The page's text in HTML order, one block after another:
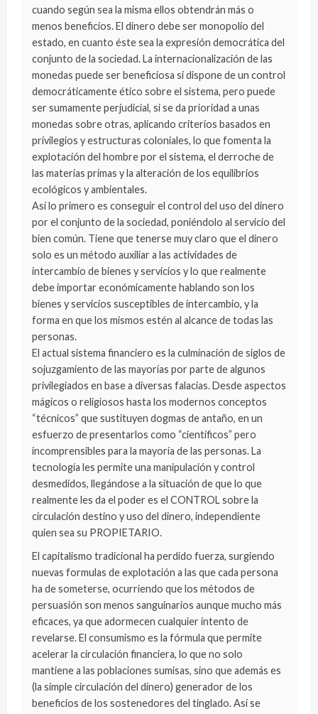
cuando según sea la misma ellos obtendrán más o
menos beneficios. El dinero debe ser monopolio del
estado, en cuanto éste sea la expresión democrática del
conjunto de la sociedad. La internacionalización de las
monedas puede ser beneficiosa si dispone de un control
democráticamente ético sobre el sistema, pero puede
ser sumamente perjudicial, si se da prioridad a unas
monedas sobre otras, aplicando criterios basados en
privilegios y estructuras coloniales, lo que fomenta la
explotación del hombre por el sistema, el derroche de
las materias primas y la alteración de los equilibrios
ecológicos y ambientales.
Así lo primero es conseguir el control del uso del dinero
por el conjunto de la sociedad, poniéndolo al servicio del
bien común. Tiene que tenerse muy claro que el dinero
solo es un método auxiliar a las actividades de
intercambio de bienes y servicios y lo que realmente
debe importar económicamente hablando son los
bienes y servicios susceptibles de intercambio, y la
forma en que los mismos estén al alcance de todas las
personas.
El actual sistema financiero es la culminación de siglos de
sojuzgamiento de las mayorías por parte de algunos
privilegiados en base a diversas falacias. Desde aspectos
mágicos o religiosos hasta los modernos conceptos
“técnicos” que sustituyen dogmas de antaño, en un
esfuerzo de presentarlos como “científicos” pero
incomprensibles para la mayoría de las personas. La
tecnología les permite una manipulación y control
desmedidos, llegándose a la situación de que lo que
realmente les da el poder es el CONTROL sobre la
circulación destino y uso del dinero, independiente
quien sea su PROPIETARIO.
El capitalismo tradicional ha perdido fuerza, surgiendo
nuevas formulas de explotación a las que cada persona
ha de someterse, ocurriendo que los métodos de
persuasión son menos sanguinarios aunque mucho más
eficaces, ya que adormecen cualquier intento de
revelarse. El consumismo es la fórmula que permite
acelerar la circulación financiera, lo que no solo
mantiene a las poblaciones sumisas, sino que además es
(la simple circulación del dinero) generador de los
beneficios de los sostenedores del tinglado. Así se